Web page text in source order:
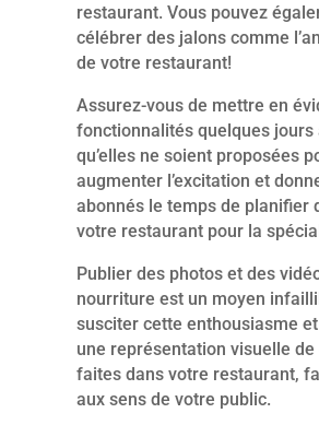
restaurant. Vous pouvez
célébrer des jalons comme
de votre restaurant!
Assurez-vous de mettre en
fonctionnalités quelques jours
qu’elles ne soient proposées
augmenter l’excitation et
abonnés le temps de planifier
votre restaurant pour la
Publier des photos et des
nourriture est un moyen
susciter cette enthousiasme
une représentation visuelle de
faites dans votre restaurant,
aux sens de votre public.